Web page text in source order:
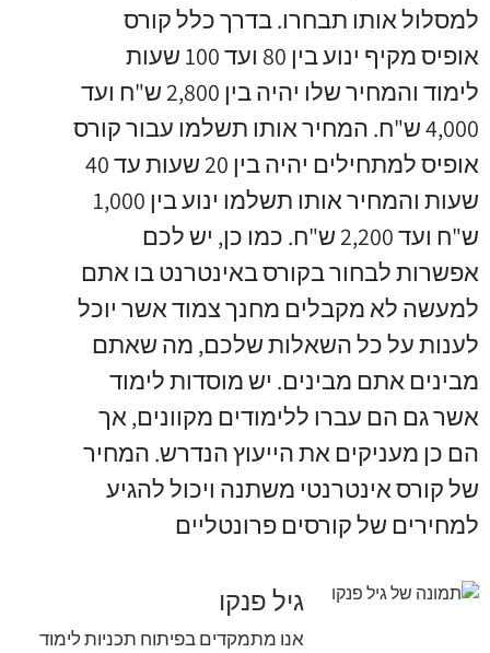
למסלול אותו תבחרו. בדרך כלל קורס
אופיס מקיף ינוע בין 80 ועד 100 שעות
לימוד והמחיר שלו יהיה בין 2,800 ש"ח ועד
4,000 ש"ח. המחיר אותו תשלמו עבור קורס
אופיס למתחילים יהיה בין 20 שעות עד 40
שעות והמחיר אותו תשלמו ינוע בין 1,000
ש"ח ועד 2,200 ש"ח. כמו כן, יש לכם
אפשרות לבחור בקורס באינטרנט בו אתם
למעשה לא מקבלים מחנך צמוד אשר יוכל
לענות על כל השאלות שלכם, מה שאתם
מבינים אתם מבינים. יש מוסדות לימוד
אשר גם הם עברו ללימודים מקוונים, אך
הם כן מעניקים את הייעוץ הנדרש. המחיר
של קורס אינטרנטי משתנה ויכול להגיע
למחירים של קורסים פרונטליים
גיל פנקו
אנו מתמקדים בפיתוח תכניות לימוד